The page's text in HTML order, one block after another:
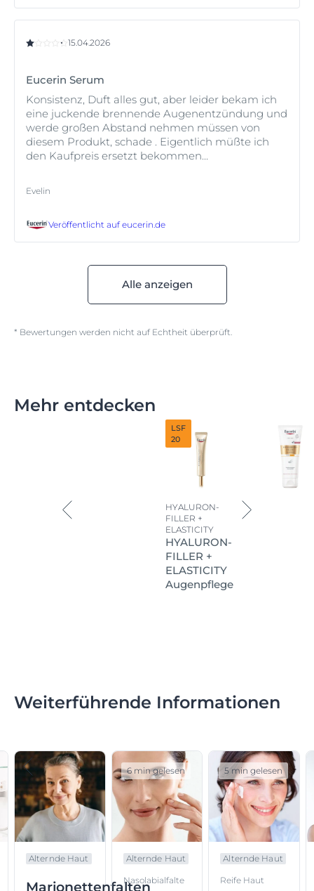
15.04.2026
Eucerin Serum
Konsistenz, Duft alles gut, aber leider bekam ich
eine juckende brennende Augenentzündung und
werde großen Abstand nehmen müssen von
diesem Produkt, schade . Eigentlich müßte ich
den Kaufpreis ersetzt bekommen...
Evelin
Veröffentlicht auf eucerin.de
Alle anzeigen
* Bewertungen werden nicht auf Echtheit überprüft.
Mehr entdecken
LSF
20
HYALURON-
FILLER +
ELASTICITY
HYALURON-
FILLER +
ELASTICITY
Augenpflege
Weiterführende Informationen
Alternde Haut
Marionettenfalten
Alternde Haut
Nasolabialfalte
6 min gelesen
Alternde Haut
Reife Haut
5 min gelesen